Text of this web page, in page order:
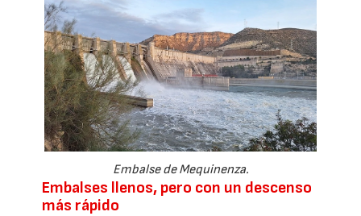
Embalse de Mequinenza.
Embalses llenos, pero con un descenso
más rápido